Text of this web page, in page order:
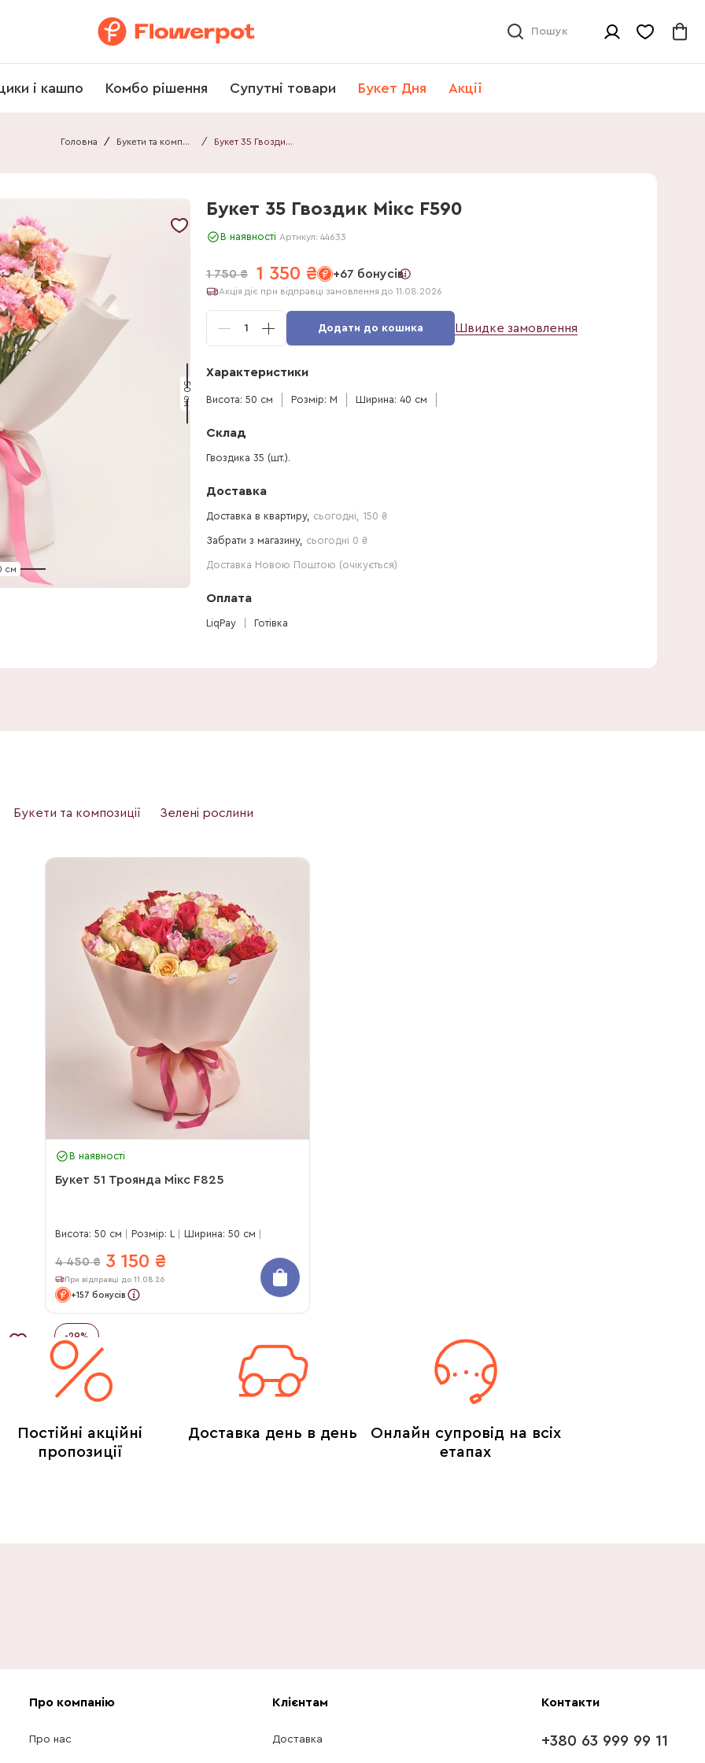
Пошук
і кашпо Комбо рішення Супутні товари Букет Дня Акції
Головна / Букети та композиції / Букет 35 Гвоздик Мікс F590
50 см
см 40 см
Букет 35 Гвоздик Мікс F590
В наявності Артикул: 44633
1 750 ₴ 1 350 ₴ +67 бонусів
Акція діє при відправці замовлення до 11.08.2026
1 Додати до кошика Швидке замовлення
Характеристики
Висота: 50 см Розмір: M Ширина: 40 см
Склад
Гвоздика 35 (шт.).
Доставка
Доставка в квартиру, сьогодні 150 ₴
Забрати з магазину, сьогодні 0 ₴
Доставка Новою Поштою (очікується)
Оплата
LiqPay Готівка
Букети та композиції Зелені рослини
В наявності
Букет 51 Троянда Мікс F825
Висота: 50 см Розмір: L Ширина: 50 см
4 450 ₴ 3 150 ₴
При відправці до 11.08.26
+157 бонусів
-29%
Постійні акційні
пропозиції
Доставка день в день
Онлайн супровід на всіх
етапах
Про компанію
Про нас
Клієнтам
Доставка
Контакти
+380 63 999 99 11